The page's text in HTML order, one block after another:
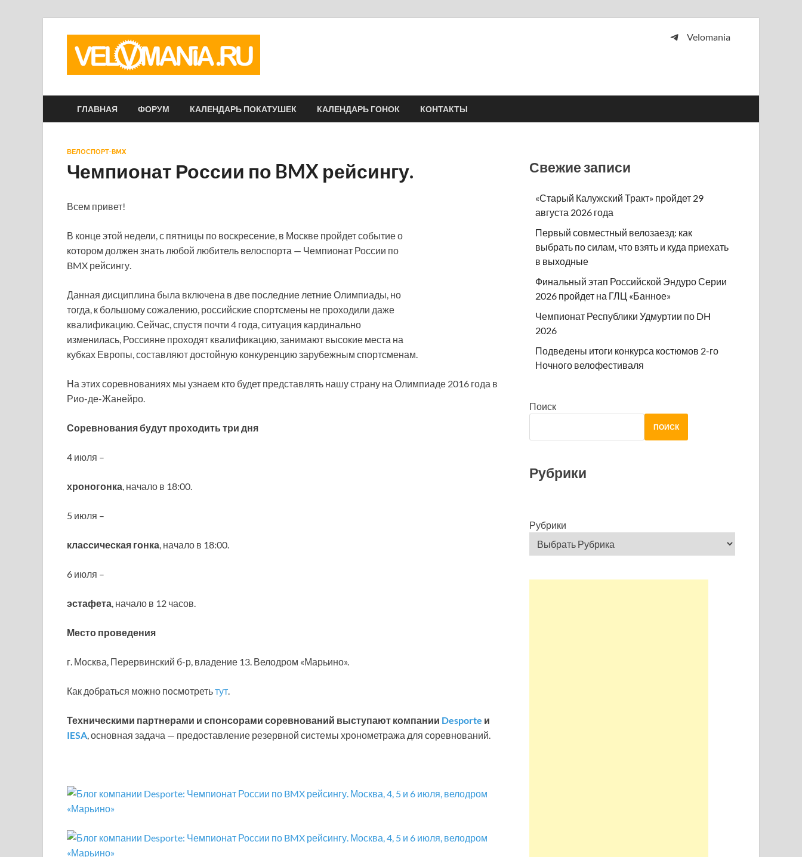
Velomania
ГЛАВНАЯ ФОРУМ КАЛЕНДАРЬ ПОКАТУШЕК КАЛЕНДАРЬ ГОНОК КОНТАКТЫ
ВЕЛОСПОРТ-BMX
Чемпионат России по BMX рейсингу.
Всем привет!
В конце этой недели, с пятницы по воскресение, в Москве пройдет событие о
котором должен знать любой любитель велоспорта — Чемпионат России по
BMX рейсингу.
Данная дисциплина была включена в две последние летние Олимпиады, но
тогда, к большому сожалению, российские спортсмены не проходили даже
квалификацию. Сейчас, спустя почти 4 года, ситуация кардинально
изменилась, Россияне проходят квалификацию, занимают высокие места на
кубках Европы, составляют достойную конкуренцию зарубежным спортсменам.
На этих соревнованиях мы узнаем кто будет представлять нашу страну на Олимпиаде 2016 года в
Рио-де-Жанейро.
Соревнования будут проходить три дня
4 июля –
хроногонка, начало в 18:00.
5 июля –
классическая гонка, начало в 18:00.
6 июля –
эстафета, начало в 12 часов.
Место проведения
г. Москва, Перервинский б-р, владение 13. Велодром «Марьино».
Как добраться можно посмотретьтут.
Техническими партнерами и спонсорами соревнований выступают компании Desporte и
IESA, основная задача — предоставление резервной системы хронометража для соревнований.
Свежие записи
«Старый Калужский Тракт» пройдет 29
августа 2026 года
Первый совместный велозаезд: как
выбрать по силам, что взять и куда приехать
в выходные
Финальный этап Российской Эндуро Серии
2026 пройдет на ГЛЦ «Банное»
Чемпионат Республики Удмуртии по DH
2026
Подведены итоги конкурса костюмов 2-го
Ночного велофестиваля
Поиск
ПОИСК
Рубрики
Рубрики